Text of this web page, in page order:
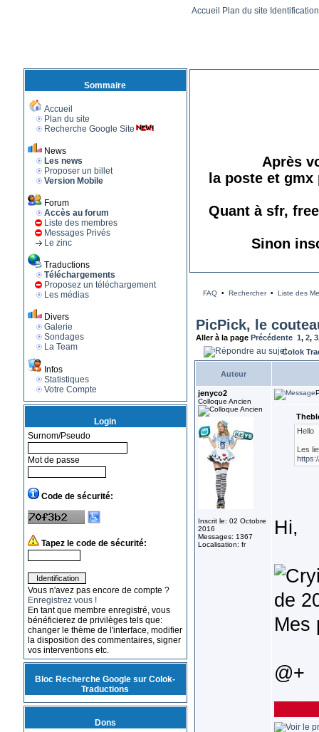
Accueil Plan du site
Sommaire
Accueil
Plan du site
Recherche Google Site
News
Les news
Proposer un billet
Version Mobile
Forum
Accès au forum
Liste des membres
Messages Privés
Le zinc
Traductions
Téléchargements
Proposez un téléchargement
Les médias
Divers
Galerie
Sondages
La Team
Infos
Statistiques
Votre Compte
Login
Surnom/Pseudo
Mot de passe
Code de sécurité:
Tapez le code de sécurité:
Vous n'avez pas encore de compte ?
Enregistrez vous !
En tant que membre enregistré, vous
bénéficierez de privilèges tels que:
changer le thème de l'interface, modifier
la disposition des commentaires, signer
vos interventions etc.
Bloc Recherche Google sur Colok-
Traductions
Dons
Après
la poste et
Quant à sfr,
Sinon
FAQ• Rechercher• Liste des
PicPick, le
Aller à la page Précédente 1, 2, 3
Colok
Auteur
jenyco2
Colloque Ancien
Inscrit le: 02 Octobre
2016
Messages: 1367
Localisation: fr
Hello
Les
Hi,
de
Mes
@+